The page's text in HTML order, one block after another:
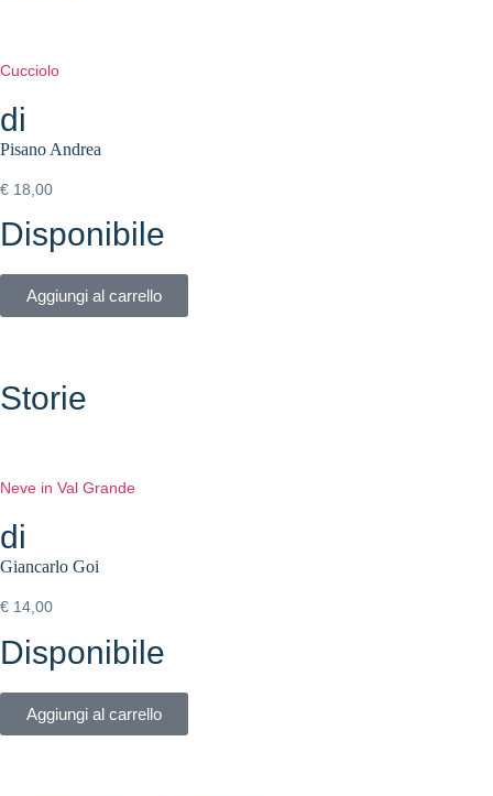
Cucciolo
di
Pisano Andrea
€ 18,00
Disponibile
Aggiungi al carrello
Storie
Neve in Val Grande
di
Giancarlo Goi
€ 14,00
Disponibile
Aggiungi al carrello